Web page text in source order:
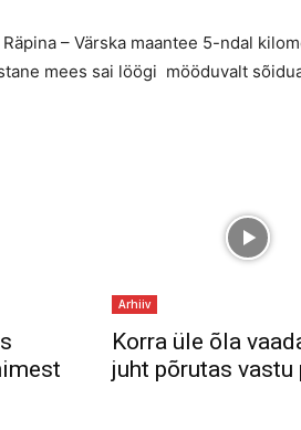
– Värska maantee 5-ndal
mees sai löögi mööduvalt
Arhiiv
Korra üle õla
juht põrutas vastu